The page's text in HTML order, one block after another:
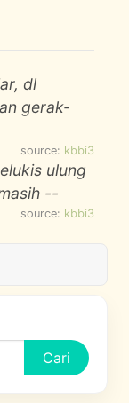
dl
gerak-
source: kbbi3
ulung
--
source: kbbi3
Cari